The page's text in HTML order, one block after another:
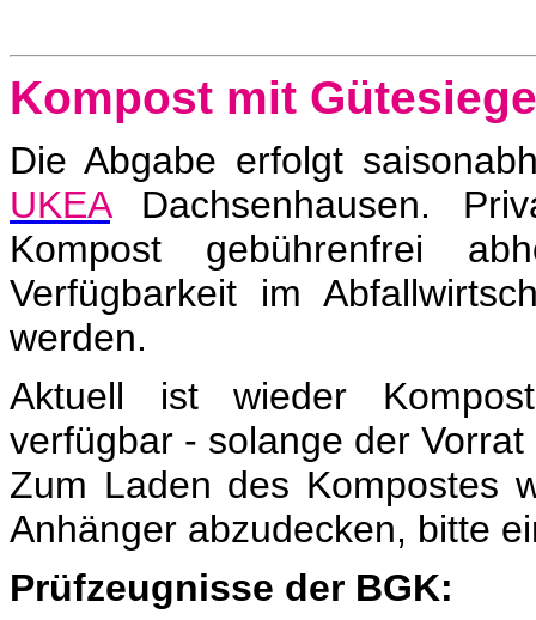
Kompost mit
Die Abgabe erfolgt
UKEA
Dachsenhausen.
Kompost gebührenfrei
Verfügbarkeit im
werden.
Aktuell ist wieder
verfügbar - solange der Vorrat
Zum Laden des Kompostes
Anhänger abzudecken, bitte
Prüfzeugnisse der BGK: